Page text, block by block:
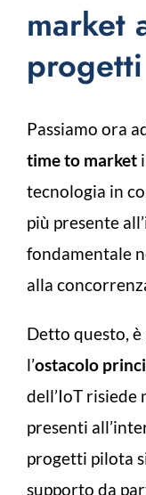
market
Passiamo ora
time to market
tecnologia in
più presente
fondamentale
alla
Detto questo,
l’ostacolo
dell’IoT risiede
presenti
progetti pilota
supporto da